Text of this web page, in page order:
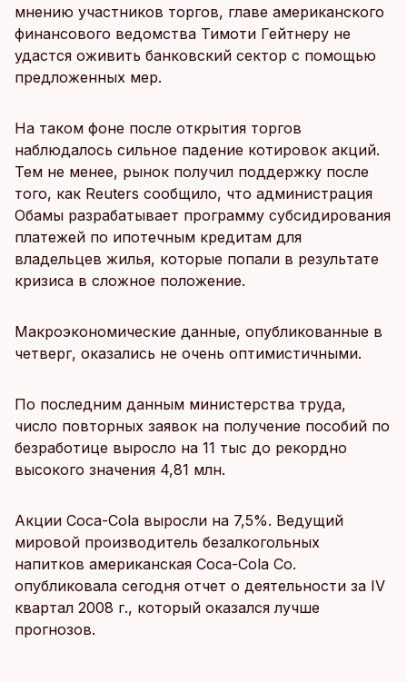
мнению участников торгов, главе американского
финансового ведомства Тимоти Гейтнеру не
удастся оживить банковский сектор с помощью
предложенных мер.
На таком фоне после открытия торгов
наблюдалось сильное падение котировок акций.
Тем не менее, рынок получил поддержку после
того, как Reuters сообщило, что администрация
Обамы разрабатывает программу субсидирования
платежей по ипотечным кредитам для
владельцев жилья, которые попали в результате
кризиса в сложное положение.
Макроэкономические данные, опубликованные в
четверг, оказались не очень оптимистичными.
По последним данным министерства труда,
число повторных заявок на получение пособий по
безработице выросло на 11 тыс до рекордно
высокого значения 4,81 млн.
Акции Coca-Cola выросли на 7,5%. Ведущий
мировой производитель безалкогольных
напитков американская Coca-Cola Co.
опубликовала сегодня отчет о деятельности за IV
квартал 2008 г., который оказался лучше
прогнозов.